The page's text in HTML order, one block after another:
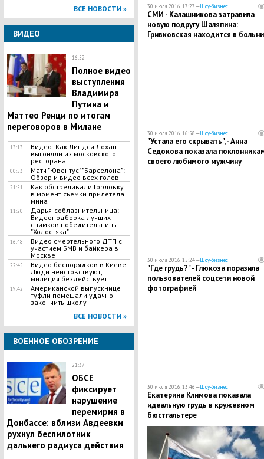
ВСЕ НОВОСТИ »
ВИДЕО
16:52
Полное видео
выступления
Владимира
Путина и
Маттео Ренци по итогам
переговоров в Милане
13:13
Видео: Как Линдси Лохан
выгоняли из московского
ресторана
00:53
Матч "Ювентус"-"Барселона":
Обзор и видео всех голов
21:51
Как обстреливали Горловку:
в момент съёмки прилетела
мина
11:20
Дарья-соблазнительница:
Видеоподборка лучших
снимков победительницы
"Холостяка"
16:48
Видео смертельного ДТП с
участием БМВ и байкера в
Москве
22:45
Видео беспорядков в Киеве:
Люди неистовствуют,
милиция бездействует
19:42
Американской выпускнице
туфли помешали удачно
закончить школу
ВСЕ НОВОСТИ »
ВОЕННОЕ ОБОЗРЕНИЕ
21:37
ОБСЕ
фиксирует
нарушение
перемирия в
Донбассе: вблизи Авдеевки
рухнул беспилотник
дальнего радиуса действия
30 июля 2016, 17:27 —Шоу-бизнес
СМИ - Калашникова затравила
новую подругу Шаляпина:
Гривковская находится в
30 июля 2016, 16:58 —Шоу-бизнес
"Устала его скрывать", - Анна
Седокова показала
своего любимого мужчину
30 июля 2016, 15:24 —Шоу-бизнес
"Где грудь?" - Глюкоза поразила
пользователей соцсети новой
фотографией
30 июля 2016, 13:46 —Шоу-бизнес
Екатерина Климова показала
идеальную грудь в кружевном
бюстгальтере